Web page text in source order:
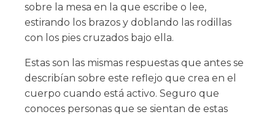
sobre la mesa en la que escribe o lee,
estirando los brazos y doblando las rodillas
con los pies cruzados bajo ella.
Estas son las mismas respuestas que antes se
describían sobre este reflejo que crea en el
cuerpo cuando está activo. Seguro que
conoces personas que se sientan de estas